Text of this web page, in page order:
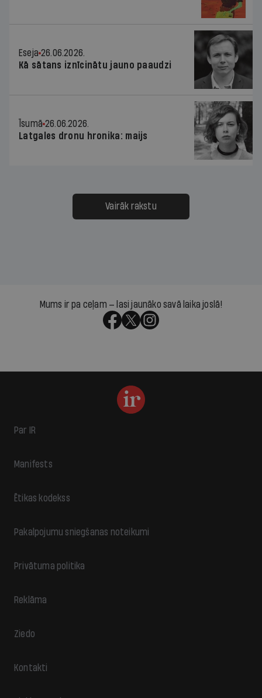
Eseja 26.06.2026.
Kā sātans iznīcinātu jauno paaudzi
Īsumā 26.06.2026.
Latgales dronu hronika: maijs
Vairāk rakstu
Mums ir pa ceļam — lasi jaunāko savā laika joslā!
Par IR
Manifests
Ētikas kodekss
Pakalpojumu sniegšanas noteikumi
Privātuma politika
Reklāma
Ziedo
Kontakti